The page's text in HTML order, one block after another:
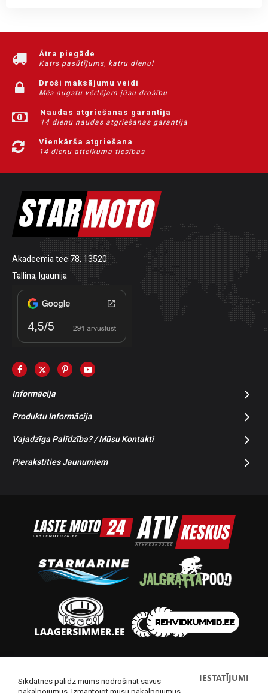
Ātra piegāde
Katrs pasūtījums, katru dienu!
Droši maksājumu veidi
Mēs augstu vērtējam jūsu drošību
Naudas atgriešanas garantija
14 dienu naudas atgriešanas garantija
Vienkārša atgriešana
14 dienu atteikuma tiesības
Akadeemia tee 78, 13520
Tallina, Igaunija
Informācija
Produktu Informācija
Vajadzīga Palīdzība? / Mūsu Kontakti
Pierakstīties Jaunumiem
Sīkdatnes palīdz mums nodrošināt savus
IESTATĪJUMI